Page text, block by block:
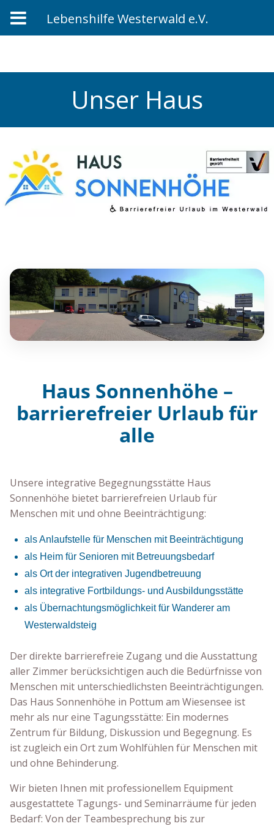
springen
Unser Haus
Haus Sonnenhöhe –
barrierefreier Urlaub für
alle
Unsere integrative Begegnungsstätte Haus
Sonnenhöhe bietet barrierefreien Urlaub für
Menschen mit und ohne Beeinträchtigung:
als Anlaufstelle für Menschen mit Beeinträchtigung
als Heim für Senioren mit Betreuungsbedarf
als Ort der integrativen Jugendbetreuung
als integrative Fortbildungs- und Ausbildungsstätte
als Übernachtungsmöglichkeit für Wanderer am
Westerwaldsteig
Der direkte barrierefreie Zugang und die Ausstattung
aller Zimmer berücksichtigen auch die Bedürfnisse von
Menschen mit unterschiedlichsten Beeinträchtigungen.
Das Haus Sonnenhöhe in Pottum am Wiesensee ist
mehr als nur eine Tagungsstätte: Ein modernes
Zentrum für Bildung, Diskussion und Begegnung. Es
ist zugleich ein Ort zum Wohlfühlen für Menschen mit
und ohne Behinderung.
Wir bieten Ihnen mit professionellem Equipment
ausgestattete Tagungs- und Seminarräume für jeden
Bedarf: Von der Teambesprechung bis zur
Lebenshilfe Westerwald e.V.